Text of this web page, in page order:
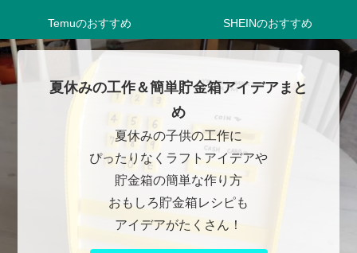
Temuのおすすめ SHEINのおすすめ
夏休みの工作＆簡単貯金箱アイデアまと
め
夏休みの子供の工作に
ぴったりなくラフトアイデアや
貯金箱の簡単な作り方
おもしろ貯金箱レシピも
アイデアがたくさん！